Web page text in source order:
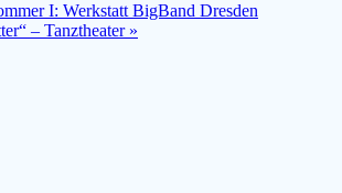
I: Werkstatt BigBand Dresden
– Tanztheater »